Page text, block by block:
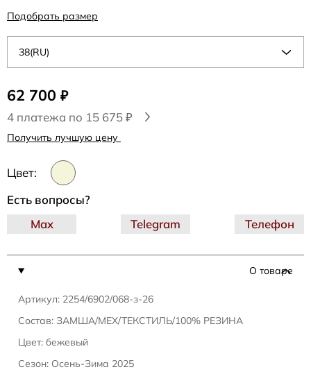
62 700 ₽
4 платежа по 15 675 ₽
Получить лучшую цену
Цвет:
38(RU)
Подобрать размер
О товаре
Артикул: 2254/6902/068-з-26
Состав: ЗАМША/МЕХ/ТЕКСТИЛЬ/100% РЕЗИНА
Цвет: бежевый
Сезон: Осень-Зима 2025
Есть вопросы?
Telegram
Max Телефон